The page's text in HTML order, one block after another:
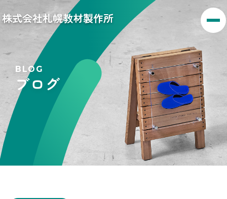
株式会社札幌教材製作所
BLOG
ブログ